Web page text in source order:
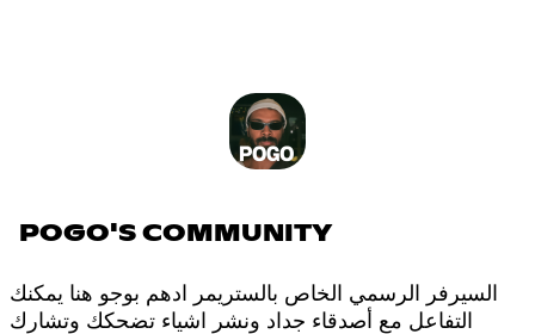
POGO'S COMMUNITY
السيرفر الرسمي الخاص بالستريمر ادهم بوجو هنا يمكنك
التفاعل مع أصدقاء جداد ونشر اشياء تضحكك وتشارك